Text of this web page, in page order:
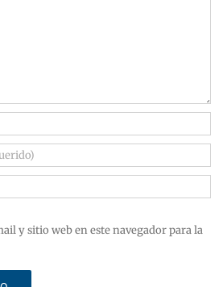
y sitio web en este navegador para la